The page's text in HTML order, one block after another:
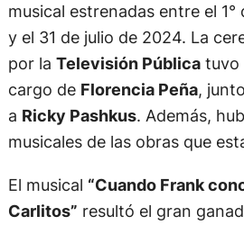
musical estrenadas entre el
y el 31 de julio de 2024. La
por la Televisión Públicatuvo
cargo de Florencia Peña,
a Ricky Pashkus. Además,
musicales de las obras que
El musical “Cuando Frank
Carlitos” resultó el gran